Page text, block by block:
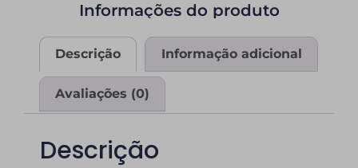
Informações do produto
Descrição Informação adicional
Avaliações (0)
Descrição